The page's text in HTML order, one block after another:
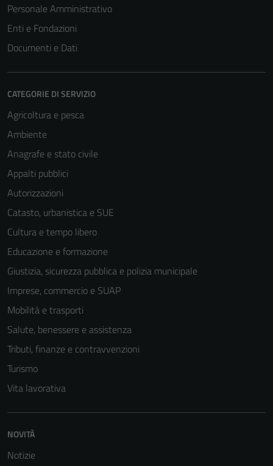
Personale Amministrativo
Enti e Fondazioni
Documenti e Dati
CATEGORIE DI SERVIZIO
Agricoltura e pesca
Ambiente
Anagrafe e stato civile
Appalti pubblici
Autorizzazioni
Catasto, urbanistica e SUE
Cultura e tempo libero
Educazione e formazione
Giustizia, sicurezza pubblica e polizia municipale
Imprese, commercio e SUAP
Mobilità e trasporti
Salute, benessere e assistenza
Tributi, finanze e contravvenzioni
Turismo
Vita lavorativa
NOVITÀ
Notizie